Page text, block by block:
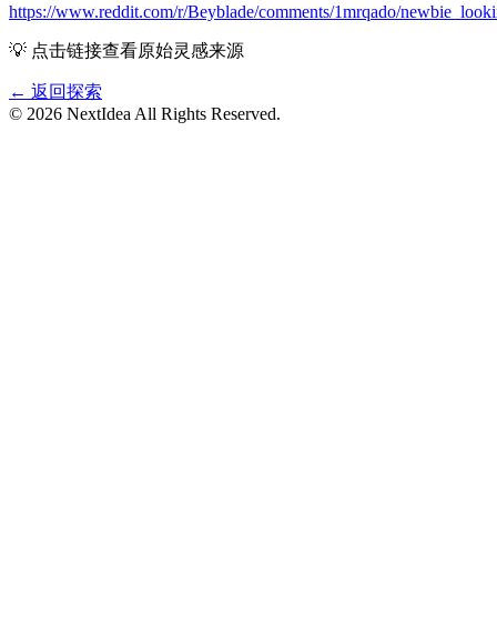
https://www.reddit.com/r/Beyblade/comments/1mrqado/
💡 点击链接查看原始灵感来源
← 返回探索
© 2026 NextIdea All Rights Reserved.